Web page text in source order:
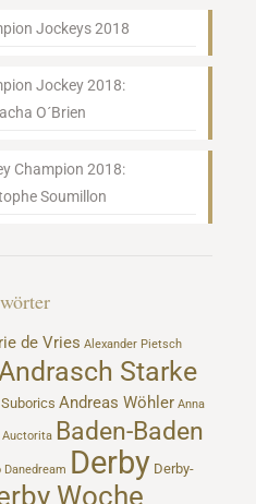
Jockeys 2018
Jockey 2018:
O´Brien
Champion 2018:
Soumillon
de Vries Alexander Pietsch
Starke
Andreas Wöhler Anna
Auctorita Baden-Baden
Danedream Derby Derby-
Woche